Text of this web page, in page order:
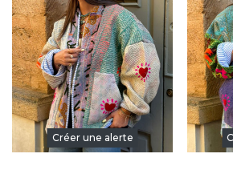
Créer une alerte